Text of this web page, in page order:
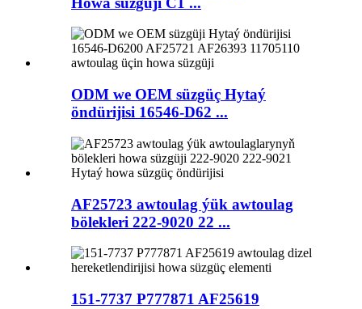
ODM we OEM süzgüç Hytaý
öndürijisi 16546-D62 ...
AF25723 awtoulag ýük awtoulag
bölekleri 222-9020 22 ...
151-7737 P777871 AF25619